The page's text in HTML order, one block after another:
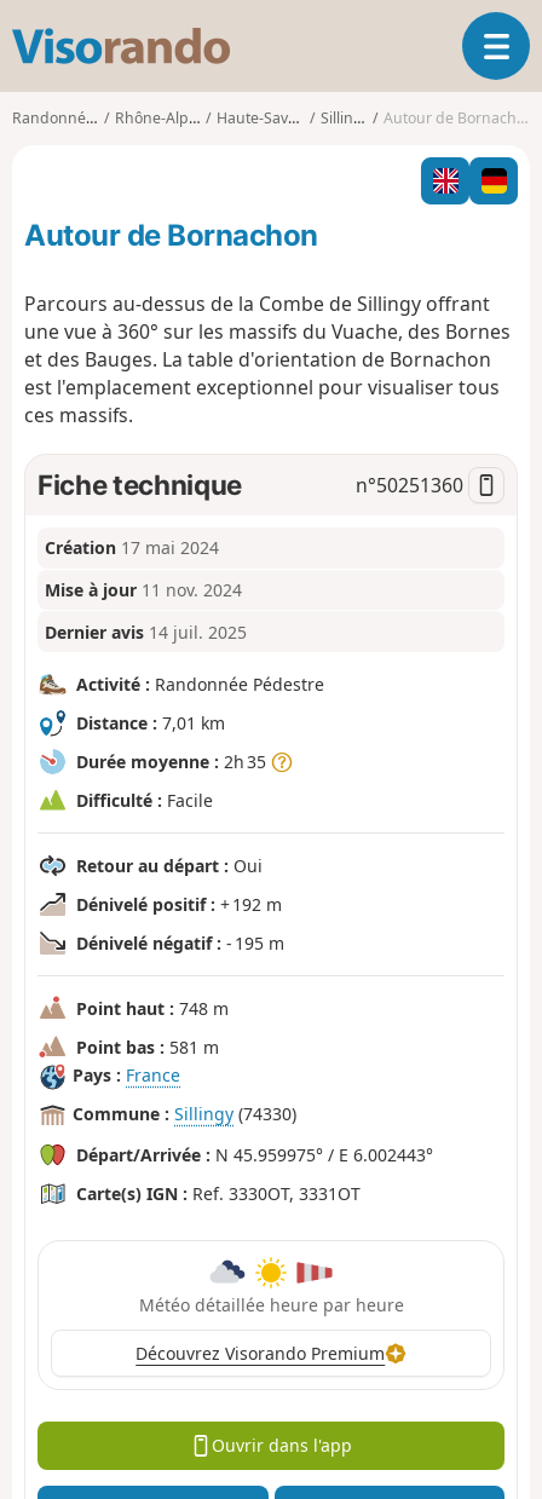
s
o
o
O
u
i
r
l
i
a
o
Randonnées Rhône-Alpes Haute-Savoie Sillingy Autour de Bornachon
Autour de Bornachon
Parcours au-dessus de la Combe de Sillingy offrant
une vue à 360° sur les massifs du Vuache, des Bornes
et des Bauges. La table d'orientation de Bornachon
est l'emplacement exceptionnel pour visualiser tous
ces massifs.
Fiche technique n°50251360
Création 17 mai 2024
Mise à jour 11 nov. 2024
Dernier avis 14 juil. 2025
Activité : Randonnée Pédestre
Distance : 7,01 km
Durée moyenne : 2h 35
Difficulté : Facile
Retour au départ : Oui
Dénivelé positif : + 192 m
Dénivelé négatif : - 195 m
Point haut : 748 m
Point bas : 581 m
Pays : France
Commune : Sillingy (74330)
Départ/Arrivée : N 45.959975° / E 6.002443°
Carte(s) IGN : Ref. 3330OT, 3331OT
Météo détaillée heure par heure
Découvrez Visorando Premium
Ouvrir dans l'app